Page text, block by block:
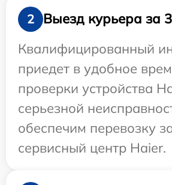
2
Выезд курьера за
Квалифицированный
приедет в удобное
проверки устройства
серьезной
обеспечим перевозку
сервисный центр Haier.